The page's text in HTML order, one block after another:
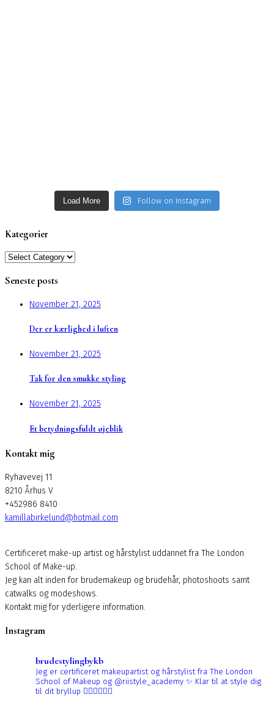
Load More Follow on Instagram
Kategorier
Kategorier
Seneste posts
November 21, 2025
Der er kærlighed i luften
November 21, 2025
Tak for den smukke styling
November 21, 2025
Et betydningsfuldt øjeblik
Kontakt mig
Ryhavevej 11
8210 Århus V
+452986 8410
kamillabirkelund@hotmail.com
Certificeret make-up artist og hårstylist uddannet fra The London
School of Make-up.
Jeg kan alt inden for brudemakeup og brudehår, photoshoots samt
catwalks og modeshows.
Kontakt mig for yderligere information.
Instagram
brudestylingbykb
Jeg er certificeret makeupartist og hårstylist fra The London
School of Makeup og @riistyle_academy ✨ Klar til at style dig
til dit bryllup 👰🏼‍♀️👰🏻‍♀️